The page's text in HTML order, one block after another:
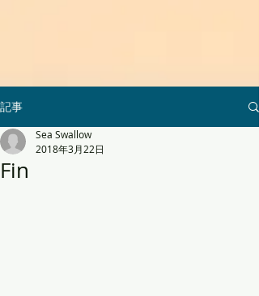
記事
Fin
Sea Swallow
2018年3月22日